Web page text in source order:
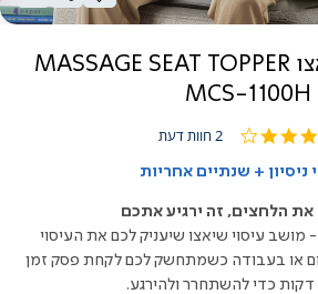
מושב עיסוי שיאצו MASSAGE SEAT TOPPER
MCS-1100H
4.0
rating
2 חוות דעת
הלחצים, זה ירגיע אתכם
מושב עיסוי שיאצו שיעניק לכם את העיסוי
או בעבודה כשמתחשק לכם לקחת פסק זמן
כדי להשתחרר ולהירגע.